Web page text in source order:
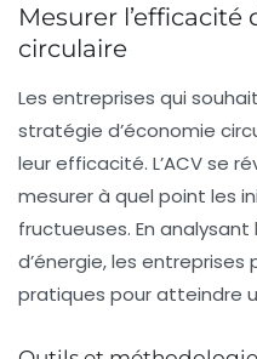
Mesurer l’efficacité
circulaire
Les entreprises qui
stratégie d’économie
leur efficacité. L’ACV se
mesurer à quel point les
fructueuses. En
d’énergie, les
pratiques pour atteindre